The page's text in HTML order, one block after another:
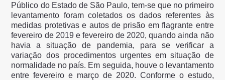
Público do Estado de São Paulo, tem-se que no primeiro
levantamento foram coletados os dados referentes às
medidas protetivas e autos de prisão em flagrante entre
fevereiro de 2019 e fevereiro de 2020, quando ainda não
havia a situação de pandemia, para se verificar a
variação dos procedimentos urgentes em situação de
normalidade no país. Em seguida, houve o levantamento
entre fevereiro e março de 2020. Conforme o estudo,